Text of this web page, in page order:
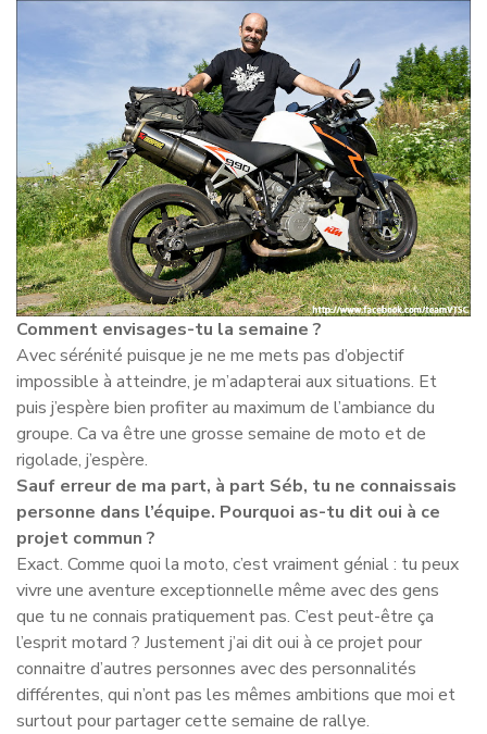
Comment envisages-tu la semaine ?
Avec sérénité puisque je ne me mets pas d’objectif
impossible à atteindre, je m’adapterai aux situations. Et
puis j’espère bien profiter au maximum de l’ambiance du
groupe. Ca va être une grosse semaine de moto et de
rigolade, j’espère.
Sauf erreur de ma part, à part Séb, tu ne connaissais
personne dans l’équipe. Pourquoi as-tu dit oui à ce
projet commun ?
Exact. Comme quoi la moto, c’est vraiment génial : tu peux
vivre une aventure exceptionnelle même avec des gens
que tu ne connais pratiquement pas. C’est peut-être ça
l’esprit motard ? Justement j’ai dit oui à ce projet pour
connaitre d’autres personnes avec des personnalités
différentes, qui n’ont pas les mêmes ambitions que moi et
surtout pour partager cette semaine de rallye.